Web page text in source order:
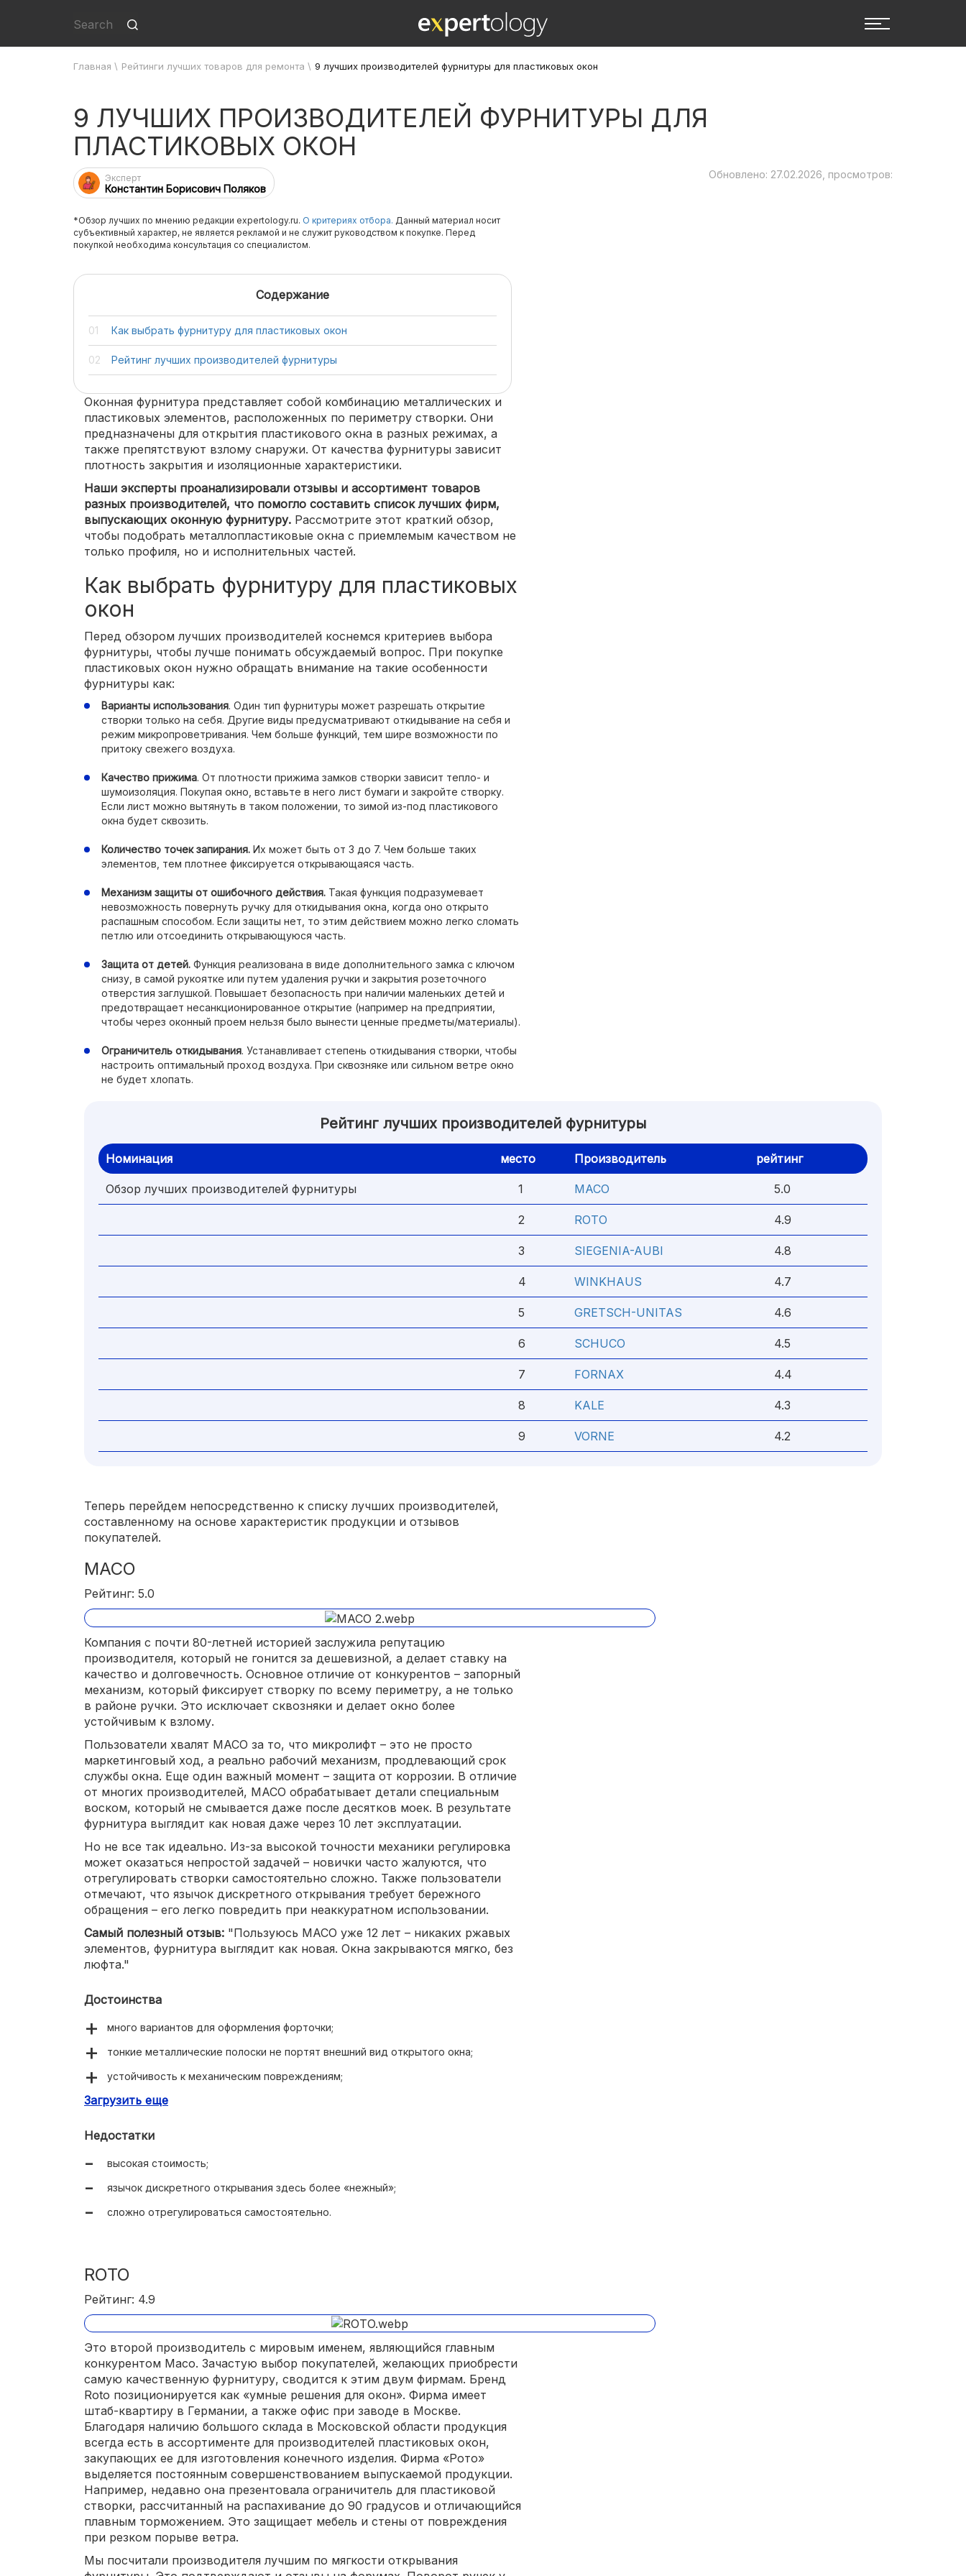
Главная \ Рейтинги лучших товаров для ремонта \ 9 лучших производителей фурнитуры для пластиковых окон
9 ЛУЧШИХ ПРОИЗВОДИТЕЛЕЙ ФУРНИТУРЫ ДЛЯ
ПЛАСТИКОВЫХ ОКОН
Эксперт
Константин Борисович Поляков
Обновлено: 27.02.2026, просмотров:
*Обзор лучших по мнению редакции expertology.ru. О критериях отбора. Данный материал носит
субъективный характер, не является рекламой и не служит руководством к покупке. Перед
покупкой необходима консультация со специалистом.
Содержание
Как выбрать фурнитуру для пластиковых окон
Рейтинг лучших производителей фурнитуры
Оконная фурнитура представляет собой комбинацию металлических и
пластиковых элементов, расположенных по периметру створки. Они
предназначены для открытия пластикового окна в разных режимах, а
также препятствуют взлому снаружи. От качества фурнитуры зависит
плотность закрытия и изоляционные характеристики.
Наши эксперты проанализировали отзывы и ассортимент товаров
разных производителей, что помогло составить список лучших фирм,
выпускающих оконную фурнитуру. Рассмотрите этот краткий обзор,
чтобы подобрать металлопластиковые окна с приемлемым качеством не
только профиля, но и исполнительных частей.
Как выбрать фурнитуру для пластиковых
окон
Перед обзором лучших производителей коснемся критериев выбора
фурнитуры, чтобы лучше понимать обсуждаемый вопрос. При покупке
пластиковых окон нужно обращать внимание на такие особенности
фурнитуры как:
Варианты использования. Один тип фурнитуры может разрешать открытие
створки только на себя. Другие виды предусматривают откидывание на себя и
режим микропроветривания. Чем больше функций, тем шире возможности по
притоку свежего воздуха.
Качество прижима. От плотности прижима замков створки зависит тепло- и
шумоизоляция. Покупая окно, вставьте в него лист бумаги и закройте створку.
Если лист можно вытянуть в таком положении, то зимой из-под пластикового
окна будет сквозить.
Количество точек запирания. Их может быть от 3 до 7. Чем больше таких
элементов, тем плотнее фиксируется открывающаяся часть.
Механизм защиты от ошибочного действия. Такая функция подразумевает
невозможность повернуть ручку для откидывания окна, когда оно открыто
распашным способом. Если защиты нет, то этим действием можно легко сломать
петлю или отсоединить открывающуюся часть.
Защита от детей. Функция реализована в виде дополнительного замка с ключом
снизу, в самой рукоятке или путем удаления ручки и закрытия розеточного
отверстия заглушкой. Повышает безопасность при наличии маленьких детей и
предотвращает несанкционированное открытие (например на предприятии,
чтобы через оконный проем нельзя было вынести ценные предметы/материалы).
Ограничитель откидывания. Устанавливает степень откидывания створки, чтобы
настроить оптимальный проход воздуха. При сквозняке или сильном ветре окно
не будет хлопать.
Рейтинг лучших производителей фурнитуры
Номинация место Производитель рейтинг
Обзор лучших производителей фурнитуры 1 MACO 5.0
2 ROTO 4.9
3 SIEGENIA-AUBI 4.8
4 WINKHAUS 4.7
5 GRETSCH-UNITAS 4.6
6 SCHUCO 4.5
7 FORNAX 4.4
8 KALE 4.3
9 VORNE 4.2
Теперь перейдем непосредственно к списку лучших производителей,
составленному на основе характеристик продукции и отзывов
покупателей.
MACO
Рейтинг: 5.0
Компания с почти 80-летней историей заслужила репутацию
производителя, который не гонится за дешевизной, а делает ставку на
качество и долговечность. Основное отличие от конкурентов – запорный
механизм, который фиксирует створку по всему периметру, а не только
в районе ручки. Это исключает сквозняки и делает окно более
устойчивым к взлому.
Пользователи хвалят MACO за то, что микролифт – это не просто
маркетинговый ход, а реально рабочий механизм, продлевающий срок
службы окна. Еще один важный момент – защита от коррозии. В отличие
от многих производителей, MACO обрабатывает детали специальным
воском, который не смывается даже после десятков моек. В результате
фурнитура выглядит как новая даже через 10 лет эксплуатации.
Но не все так идеально. Из-за высокой точности механики регулировка
может оказаться непростой задачей – новички часто жалуются, что
отрегулировать створки самостоятельно сложно. Также пользователи
отмечают, что язычок дискретного открывания требует бережного
обращения – его легко повредить при неаккуратном использовании.
Самый полезный отзыв: "Пользуюсь MACO уже 12 лет – никаких ржавых
элементов, фурнитура выглядит как новая. Окна закрываются мягко, без
люфта."
Достоинства
много вариантов для оформления форточки;
тонкие металлические полоски не портят внешний вид открытого окна;
устойчивость к механическим повреждениям;
есть варианты с 6-ю точками прижима.
Загрузить еще
Недостатки
высокая стоимость;
язычок дискретного открывания здесь более «нежный»;
сложно отрегулироваться самостоятельно.
ROTO
Рейтинг: 4.9
Это второй производитель с мировым именем, являющийся главным
конкурентом Maco. Зачастую выбор покупателей, желающих приобрести
самую качественную фурнитуру, сводится к этим двум фирмам. Бренд
Roto позиционируется как «умные решения для окон». Фирма имеет
штаб-квартиру в Германии, а также офис при заводе в Москве.
Благодаря наличию большого склада в Московской области продукция
всегда есть в ассортименте для производителей пластиковых окон,
закупающих ее для изготовления конечного изделия. Фирма «Рото»
выделяется постоянным совершенствованием выпускаемой продукции.
Например, недавно она презентовала ограничитель для пластиковой
створки, рассчитанный на распахивание до 90 градусов и отличающийся
плавным торможением. Это защищает мебель и стены от повреждения
при резком порыве ветра.
Мы посчитали производителя лучшим по мягкости открывания